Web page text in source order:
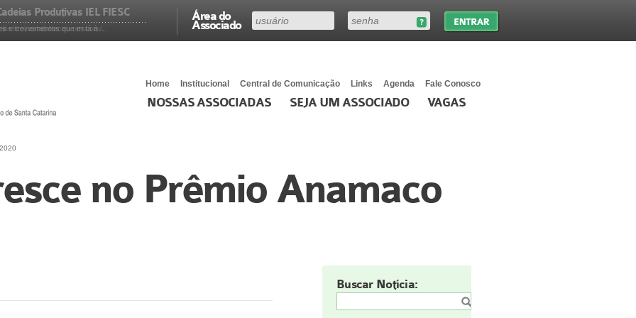
Área do
Associado
e treinamentos que está à...
Produtivas IEL FIESC
estabeleceu um conv...
Home Institucional Central de Comunicação Links Agenda Fale Conosco
NOSSAS ASSOCIADAS SEJA UM ASSOCIADO VAGAS
no Prêmio Anamaco
Buscar Notícia: